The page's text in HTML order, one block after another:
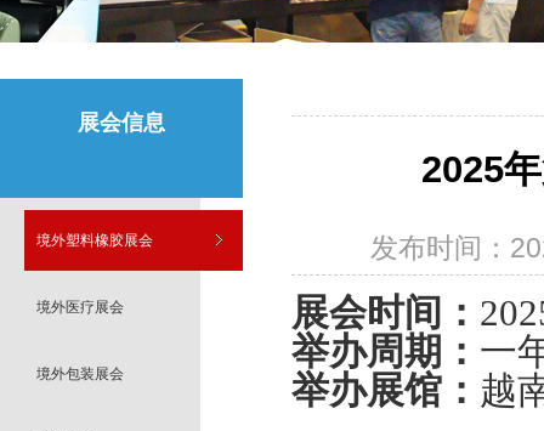
展会信息
境外塑料橡胶展会
境外医疗展会
境外包装展会
2025
发布时间：
展会时间：
举办周期： 一
举办展馆： 越